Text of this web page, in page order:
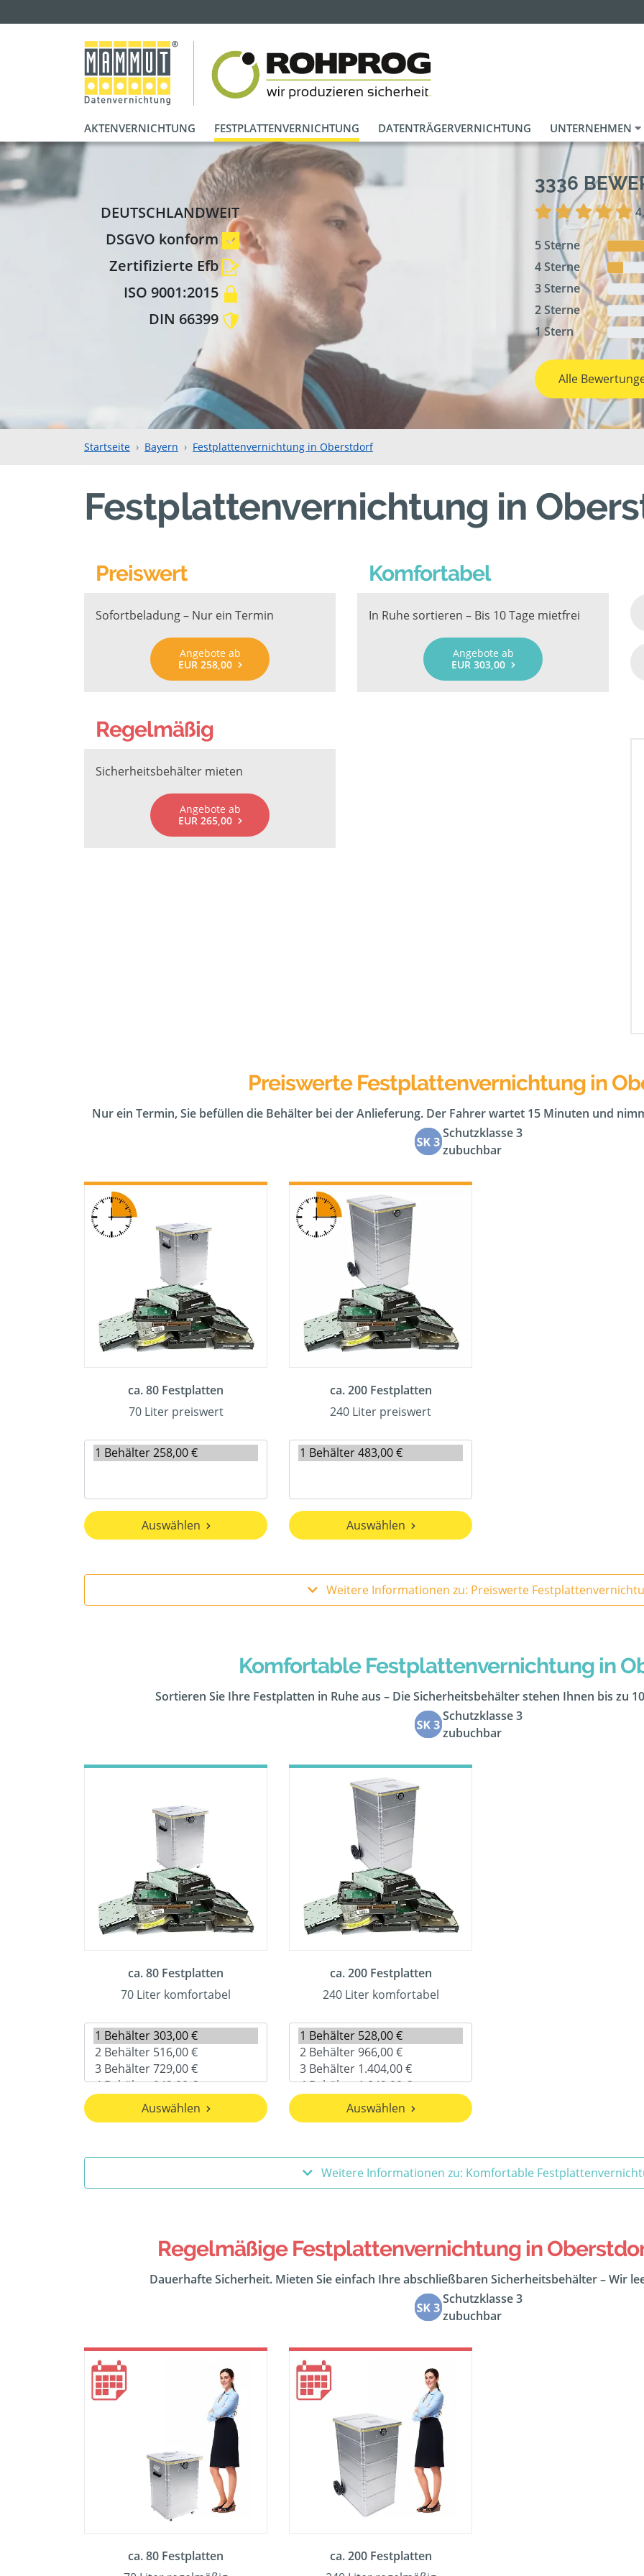
AKTENVERNICHTUNG FESTPLATTENVERNICHTUNG DATENTRÄGERVERNICHTUNG UNTERNEHMEN
DEUTSCHLANDWEIT
DSGVO konform
Zertifizierte Efb
ISO 9001:2015
DIN 66399
3336
5 Sterne
4 Sterne
3 Sterne
2 Sterne
1 Stern
Alle
Startseite Bayern Festplattenvernichtung in Oberstdorf
Festplattenvernichtung in
Preiswert
Sofortbeladung – Nur ein Termin
Angebote ab
EUR 258,00
Komfortabel
In Ruhe sortieren – Bis 10 Tage mietfrei
Angebote ab
EUR 303,00
Regelmäßig
Sicherheitsbehälter mieten
Angebote ab
EUR 265,00
Preiswerte Festplattenvernichtung in
Nur ein Termin, Sie befüllen die Behälter bei der Anlieferung. Der Fahrer wartet 15 Minuten und
Schutzklasse 3
zubuchbar
ca. 80 Festplatten
70 Liter preiswert
Auswählen
ca. 200 Festplatten
240 Liter preiswert
Auswählen
Weitere Informationen zu: Preiswerte
Komfortable Festplattenvernichtung in
Sortieren Sie Ihre Festplatten in Ruhe aus – Die Sicherheitsbehälter stehen Ihnen bis zu
Schutzklasse 3
zubuchbar
ca. 80 Festplatten
70 Liter komfortabel
Auswählen
ca. 200 Festplatten
240 Liter komfortabel
Auswählen
Weitere Informationen zu: Komfortable
Regelmäßige Festplattenvernichtung in
Dauerhafte Sicherheit. Mieten Sie einfach Ihre abschließbaren Sicherheitsbehälter – Wir
Schutzklasse 3
zubuchbar
ca. 80 Festplatten
ca. 200 Festplatten